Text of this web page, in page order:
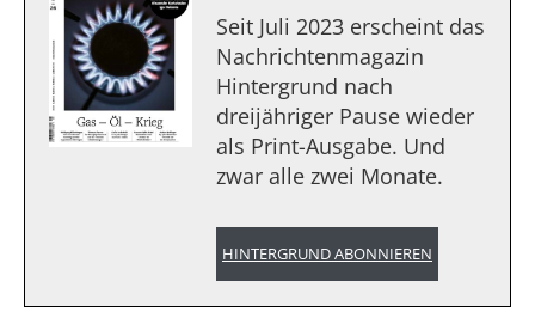
Seit Juli 2023 erscheint das
Nachrichtenmagazin
Hintergrund nach
dreijähriger Pause wieder
als Print-Ausgabe. Und
zwar alle zwei Monate.
HINTERGRUND ABONNIEREN